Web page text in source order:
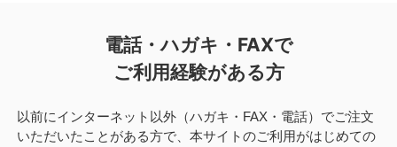
電話・ハガキ・FAXで
ご利用経験がある方
以前にインターネット以外（ハガキ・FAX・電話）でご注文
いただいたことがある方で、本サイトのご利用がはじめての